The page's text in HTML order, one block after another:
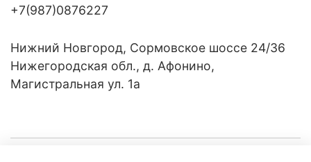
+7(987)0876227
Нижний Новгород, Сормовское шоссе 24/36
Нижегородская обл., д. Афонино,
Магистральная ул. 1а